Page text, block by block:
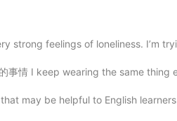
strong feelings of loneliness. I’m
事情 I keep wearing the same thing
may be helpful to English